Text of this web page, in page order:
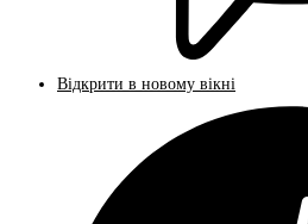
Відкрити в новому вікні